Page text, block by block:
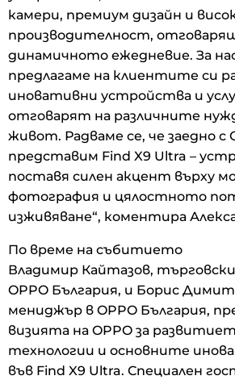
камери, премиум дизайн и
производителност,
динамичното ежедневие. За
предлагаме на клиентите си
иновативни устройства и
отговарят на различните
живот. Радваме се, че заедно с
представим Find X9 Ultra –
поставя силен акцент върху
фотография и цялостното
изживяване“, коментира
По време на събитието
Владимир Кайтазов,
OPPO България, и Борис
мениджър в OPPO България,
визията на OPPO за
технологии и основните
във Find X9 Ultra. Специален